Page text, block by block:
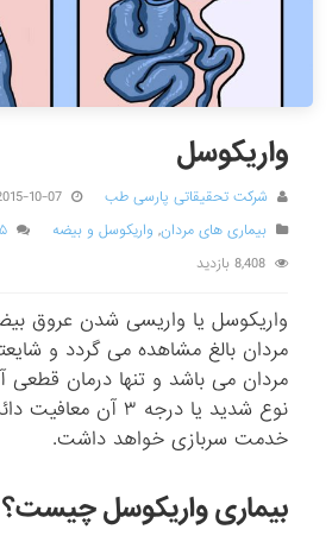
واریکوسل
شرکت تحقیقاتی پارسی طب
10-07
بیماری های مردان, واریکوسل و بیضه
۴۵
8,408 بازدید
مردان بالغ مشاهده می گردد و
مردان می باشد و تنها درمان
نوع شدید یا درجه ۳ آن
خدمت سربازی خواهد داشت.
بیماری واریکوسل چیست؟